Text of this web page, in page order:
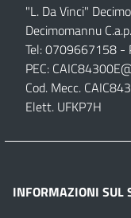
"L. Da Vinci"
Decimomannu
Tel: 0709667158 -
PEC:
Cod. Mecc.
Elett. UFKP7H
INFORMAZIONI SUL